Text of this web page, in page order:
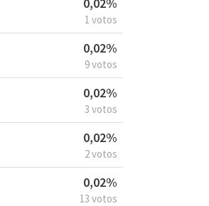
1 votos
0,02%
9 votos
0,02%
3 votos
0,02%
2 votos
0,02%
13 votos